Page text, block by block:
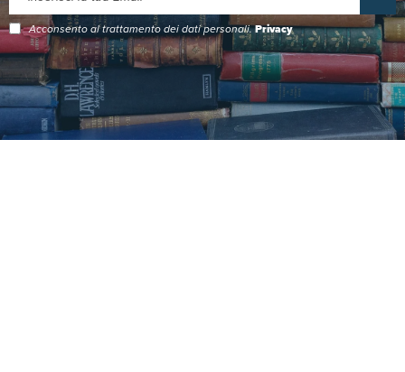
Acconsento al trattamento dei dati personali.Privacy